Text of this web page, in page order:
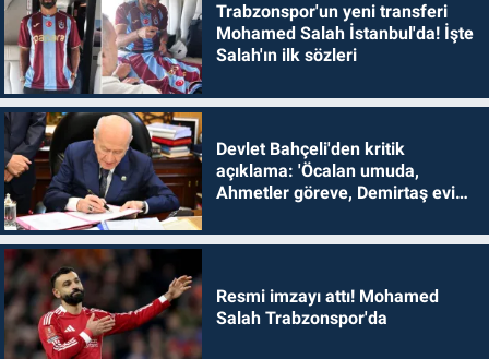
Trabzonspor'un yeni transferi
Mohamed Salah İstanbul'da! İşte
Salah'ın ilk sözleri
Devlet Bahçeli'den kritik
açıklama: 'Öcalan umuda,
Ahmetler göreve, Demirtaş evine
Resmi imzayı attı! Mohamed
Salah Trabzonspor'da